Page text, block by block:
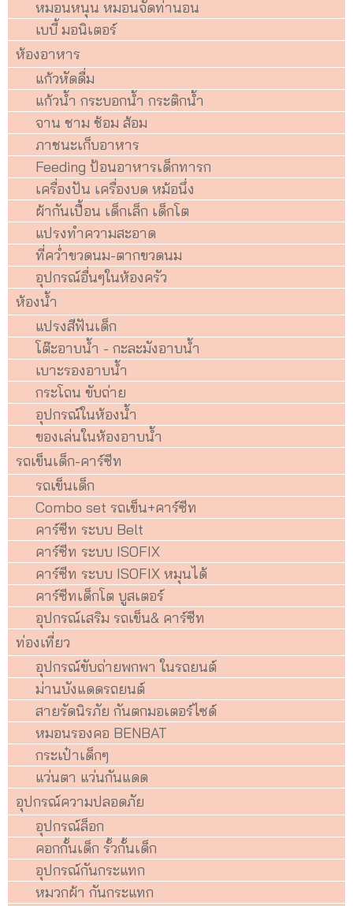
หมอนหนุน หมอนจัดท่านอน
เบบี้ มอนิเตอร์
ห้องอาหาร
แก้วหัดดื่ม
แก้วน้ำ กระบอกน้ำ กระติกน้ำ
จาน ชาม ช้อม ส้อม
ภาชนะเก็บอาหาร
Feeding ป้อนอาหารเด็กทารก
เครื่องปัน เครื่องบด หม้อนึ่ง
ผ้ากันเปื้อน เด็กเล็ก เด็กโต
แปรงทำความสะอาด
ที่คว่ำขวดนม-ตากขวดนม
อุปกรณ์อื่นๆในห้องครัว
ห้องน้ำ
แปรงสีฟันเด็ก
โต๊ะอาบน้ำ - กะละมังอาบน้ำ
เบาะรองอาบน้ำ
กระโถน ขับถ่าย
อุปกรณ์ในห้องน้ำ
ของเล่นในห้องอาบน้ำ
รถเข็นเด็ก-คาร์ซีท
รถเข็นเด็ก
Combo set รถเข็น+คาร์ซีท
คาร์ซีท ระบบ Belt
คาร์ซีท ระบบ ISOFIX
คาร์ซีท ระบบ ISOFIX หมุนได้
คาร์ซีทเด็กโต บูสเตอร์
อุปกรณ์เสริม รถเข็น& คาร์ซีท
ท่องเที่ยว
อุปกรณ์ขับถ่ายพกพา ในรถยนต์
ม่านบังแดดรถยนต์
สายรัดนิรภัย กันตกมอเตอร์ไซด์
หมอนรองคอ BENBAT
กระเป๋าเด็กๆ
แว่นตา แว่นกันแดด
อุปกรณ์ความปลอดภัย
อุปกรณ์ล็อก
คอกกั้นเด็ก รั้วกั้นเด็ก
อุปกรณ์กันกระแทก
หมวกผ้า กันกระแทก